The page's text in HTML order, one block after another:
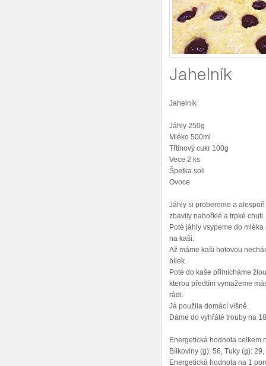
Jahelník
Jahelník
Jáhly 250g
Mléko 500ml
Třtinový cukr 100g
Vece 2 ks
Špetka soli
Ovoce
Jáhly si probereme a
zbavily nahořklé a trpké chuti.
Poté jáhly vsypeme do
na kaši.
Až máme kaši hotovou
bílek.
Poté do kaše přimícháme
kterou předtím vymažeme
rádi.
Já použila domácí višně.
Dáme do vyhřáté trouby na
Energetická hodnota celkem
Bílkoviny (g): 56, Tuky (g):
Energetická hodnota na 1